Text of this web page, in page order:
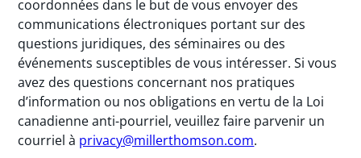
coordonnées dans le but de vous envoyer des
communications électroniques portant sur des
questions juridiques, des séminaires ou des
événements susceptibles de vous intéresser. Si vous
avez des questions concernant nos pratiques
d’information ou nos obligations en vertu de la Loi
canadienne anti-pourriel, veuillez faire parvenir un
courriel à privacy@millerthomson.com.